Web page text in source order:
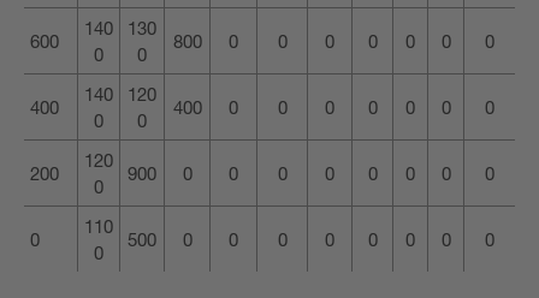
600
140
0
130
0
800 0 0 0 0 0 0 0
400
140
0
120
0
400 0 0 0 0 0 0 0
200
120
0
900 0 0 0 0 0 0 0 0
0
110
0
500 0 0 0 0 0 0 0 0